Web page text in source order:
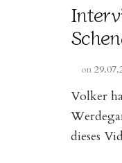
on
Volker
dieses